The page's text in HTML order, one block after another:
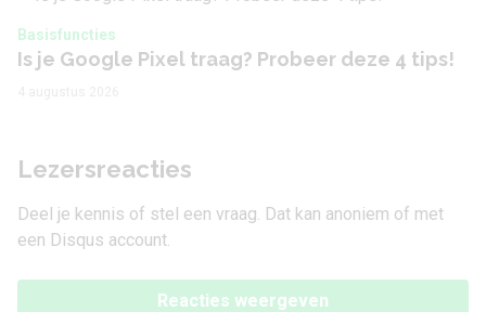
Basisfuncties
Is je Google Pixel traag? Probeer deze 4 tips!
Lezersreacties
Deel je kennis of stel een vraag. Dat kan anoniem of met
een Disqus account.
Reacties weergeven